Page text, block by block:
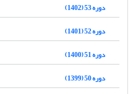
دوره 53 (1402)
دوره 52 (1401)
دوره 51 (1400)
دوره 50 (1399)